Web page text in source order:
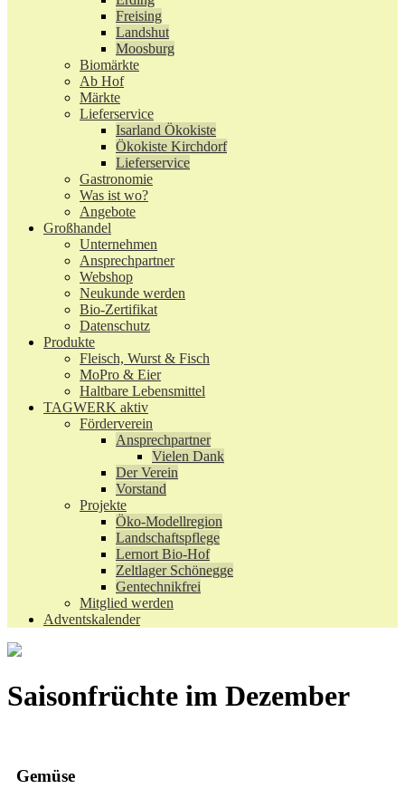
Freising
Landshut
Moosburg
Biomärkte
Ab Hof
Märkte
Lieferservice
Isarland Ökokiste
Ökokiste Kirchdorf
Lieferservice
Gastronomie
Was ist wo?
Angebote
Großhandel
Unternehmen
Ansprechpartner
Webshop
Neukunde werden
Bio-Zertifikat
Datenschutz
Produkte
Fleisch, Wurst & Fisch
MoPro & Eier
Haltbare Lebensmittel
TAGWERK aktiv
Förderverein
Ansprechpartner
Vielen Dank
Der Verein
Vorstand
Projekte
Öko-Modellregion
Landschaftspflege
Lernort Bio-Hof
Zeltlager Schönegge
Gentechnikfrei
Mitglied werden
Adventskalender
Saisonfrüchte im Dezember
Gemüse